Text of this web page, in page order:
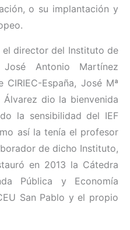
o su implantación y
director del Instituto de
José Antonio Martínez
España, José Mª
dio la bienvenida
la sensibilidad del IEF
así la tenía el profesor
de dicho Instituto,
en 2013 la Cátedra
Pública y Economía
San Pablo y el propio